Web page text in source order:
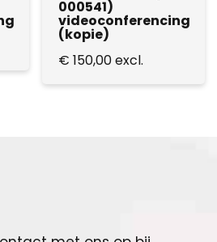
000541)
videoconferencing
(kopie)
€ 150,00excl.